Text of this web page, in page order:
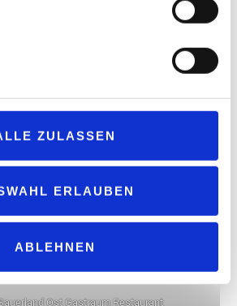
ZULASSEN
ERLAUBEN
ABLEHNEN
Raststätte Sauerland Ost
Gastraum mit Kinderspielecke
Ost Gastraum Restaurant